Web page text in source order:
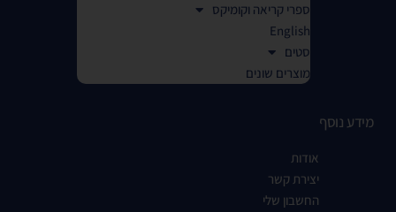
ספרי קריאה וקומיקס
English
סטים
מוצרים שונים
מידע נוסף
אודות
יצירת קשר
החשבון שלי